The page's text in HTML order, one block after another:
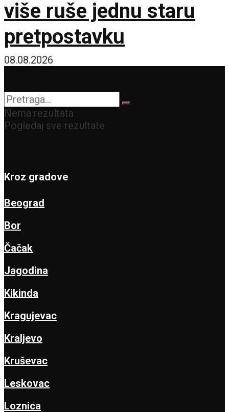
više ruše jednu staru
pretpostavku
08.08.2026
Nema rezultata
Pogledaj sve rezultate
Kroz gradove
Beograd
Bor
Čačak
Jagodina
Kikinda
Kragujevac
Kraljevo
Kruševac
Leskovac
Loznica